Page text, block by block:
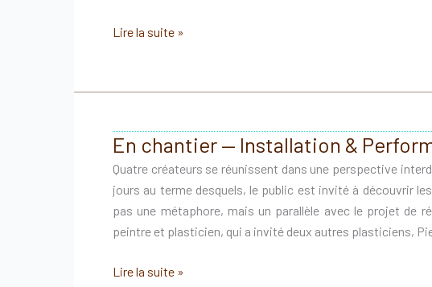
En
Le
Lire la suite »
En chantier — Installation &
Quatre créateurs se réunissent dans une perspective
jours au terme desquels, le public est invité à découvrir
pas une métaphore, mais un parallèle avec le projet de
peintre et plasticien, qui a invité deux autres plasticiens,
En
Lire la suite »